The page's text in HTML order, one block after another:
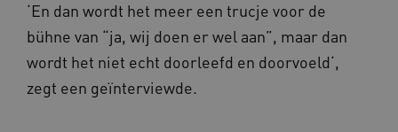
‘En dan wordt het meer een trucje voor de
bühne van “ja, wij doen er wel aan”, maar dan
wordt het niet echt doorleefd en doorvoeld‘,
zegt een geïnterviewde.
__Secure-YNID .youtube.com
__cf_bm
Cloudflare Inc.
.vimeo.com